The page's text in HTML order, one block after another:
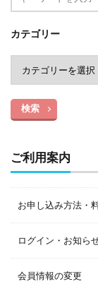
カテゴリー
検索
ご利用案内
お申し込み方法・
ログイン・お知ら
会員情報の変更